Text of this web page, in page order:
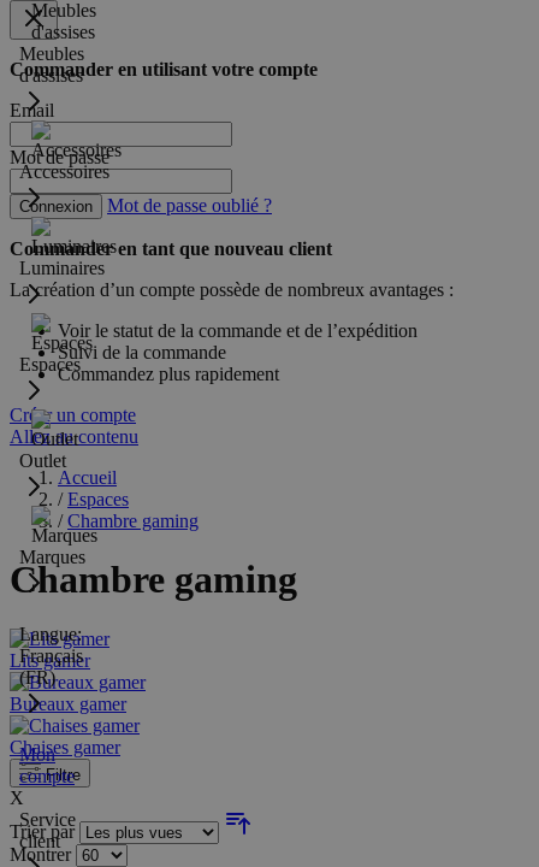
Meubles
d'assises
Accessoires
Luminaires
Espaces
Outlet
Marques
Langue:
Français
(FR)
Mon
compte
Service
client
Commander en utilisant votre compte
Email
Mot de passe
Connexion Mot de passe oublié ?
Commander en tant que nouveau client
La création d’un compte possède de nombreux avantages :
Voir le statut de la commande et de l’expédition
Suivi de la commande
Commandez plus rapidement
Créer un compte
Allez au contenu
Accueil
/ Espaces
/ Chambre gaming
Chambre gaming
Lits gamer
Bureaux gamer
Chaises gamer
Filtre
X
Trier par
Montrer